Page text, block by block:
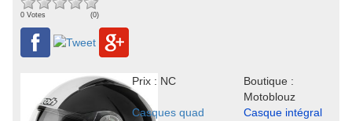
0 Votes (0)
Prix : NC
Boutique :
Motoblouz
Casques quad
Casque intégral